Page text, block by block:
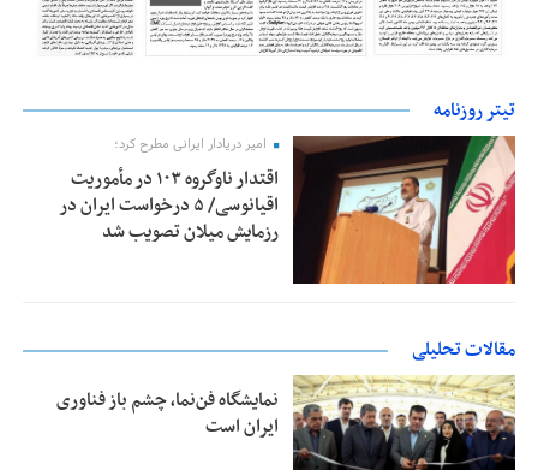
تیتر روزنامه
امیر دریادار ایرانی مطرح کرد؛
اقتدار ناوگروه ۱۰۳ در مأموریت‌
اقیانوسی/ ۵ درخواست ایران در
رزمایش میلان تصویب شد
مقالات تحلیلی
نمایشگاه فن‌نما، چشم باز فناوری
ایران است